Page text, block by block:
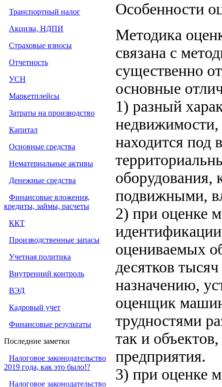
Транспортный налог
Акцизы, НДПИ
Страховые взносы
Отчетность
УСН
Маркетплейсы
Затраты на производство
Капитал
Основные средства
Нематериальные активы
Денежные средства
Финансовые вложения,
кредиты, займы, расчеты
ККТ
Производственные запасы
Учетная политика
Внутренний контроль
ВЭД
Кадровый учет
Финансовые результаты
Последние заметки
Налоговое законодательство
2019 года, как это было!?
Налоговое законодательство
Особенности
Методика
связана с
существенно
основные
1) разный
недвижимости,
находится под
оборудования,
подвижными,
2) при оценке
оцениваемых
десятков
назначению,
оценщик машин
трудностями
так и
предприятия.
3) при оценке